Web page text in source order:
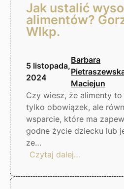
Jak ustalić
alimentów?
Wlkp.
5 listopada,
2024
Barbara
Maciejun
Czy wiesz, że alimenty to
tylko obowiązek, ale
wsparcie, które ma
godne życie dziecku lub
ze…
Czytaj dalej…
ustalić